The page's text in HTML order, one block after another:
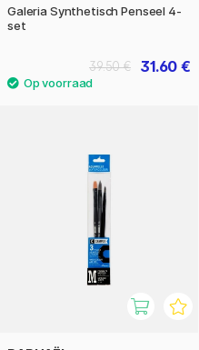
Galeria Synthetisch Penseel 4-
set
31.60 €
39.50 €